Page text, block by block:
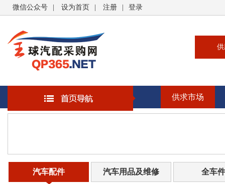
微信公众号 设为首页 注册 登录
供求市场
汽车配件 汽车用品及维修 全车件